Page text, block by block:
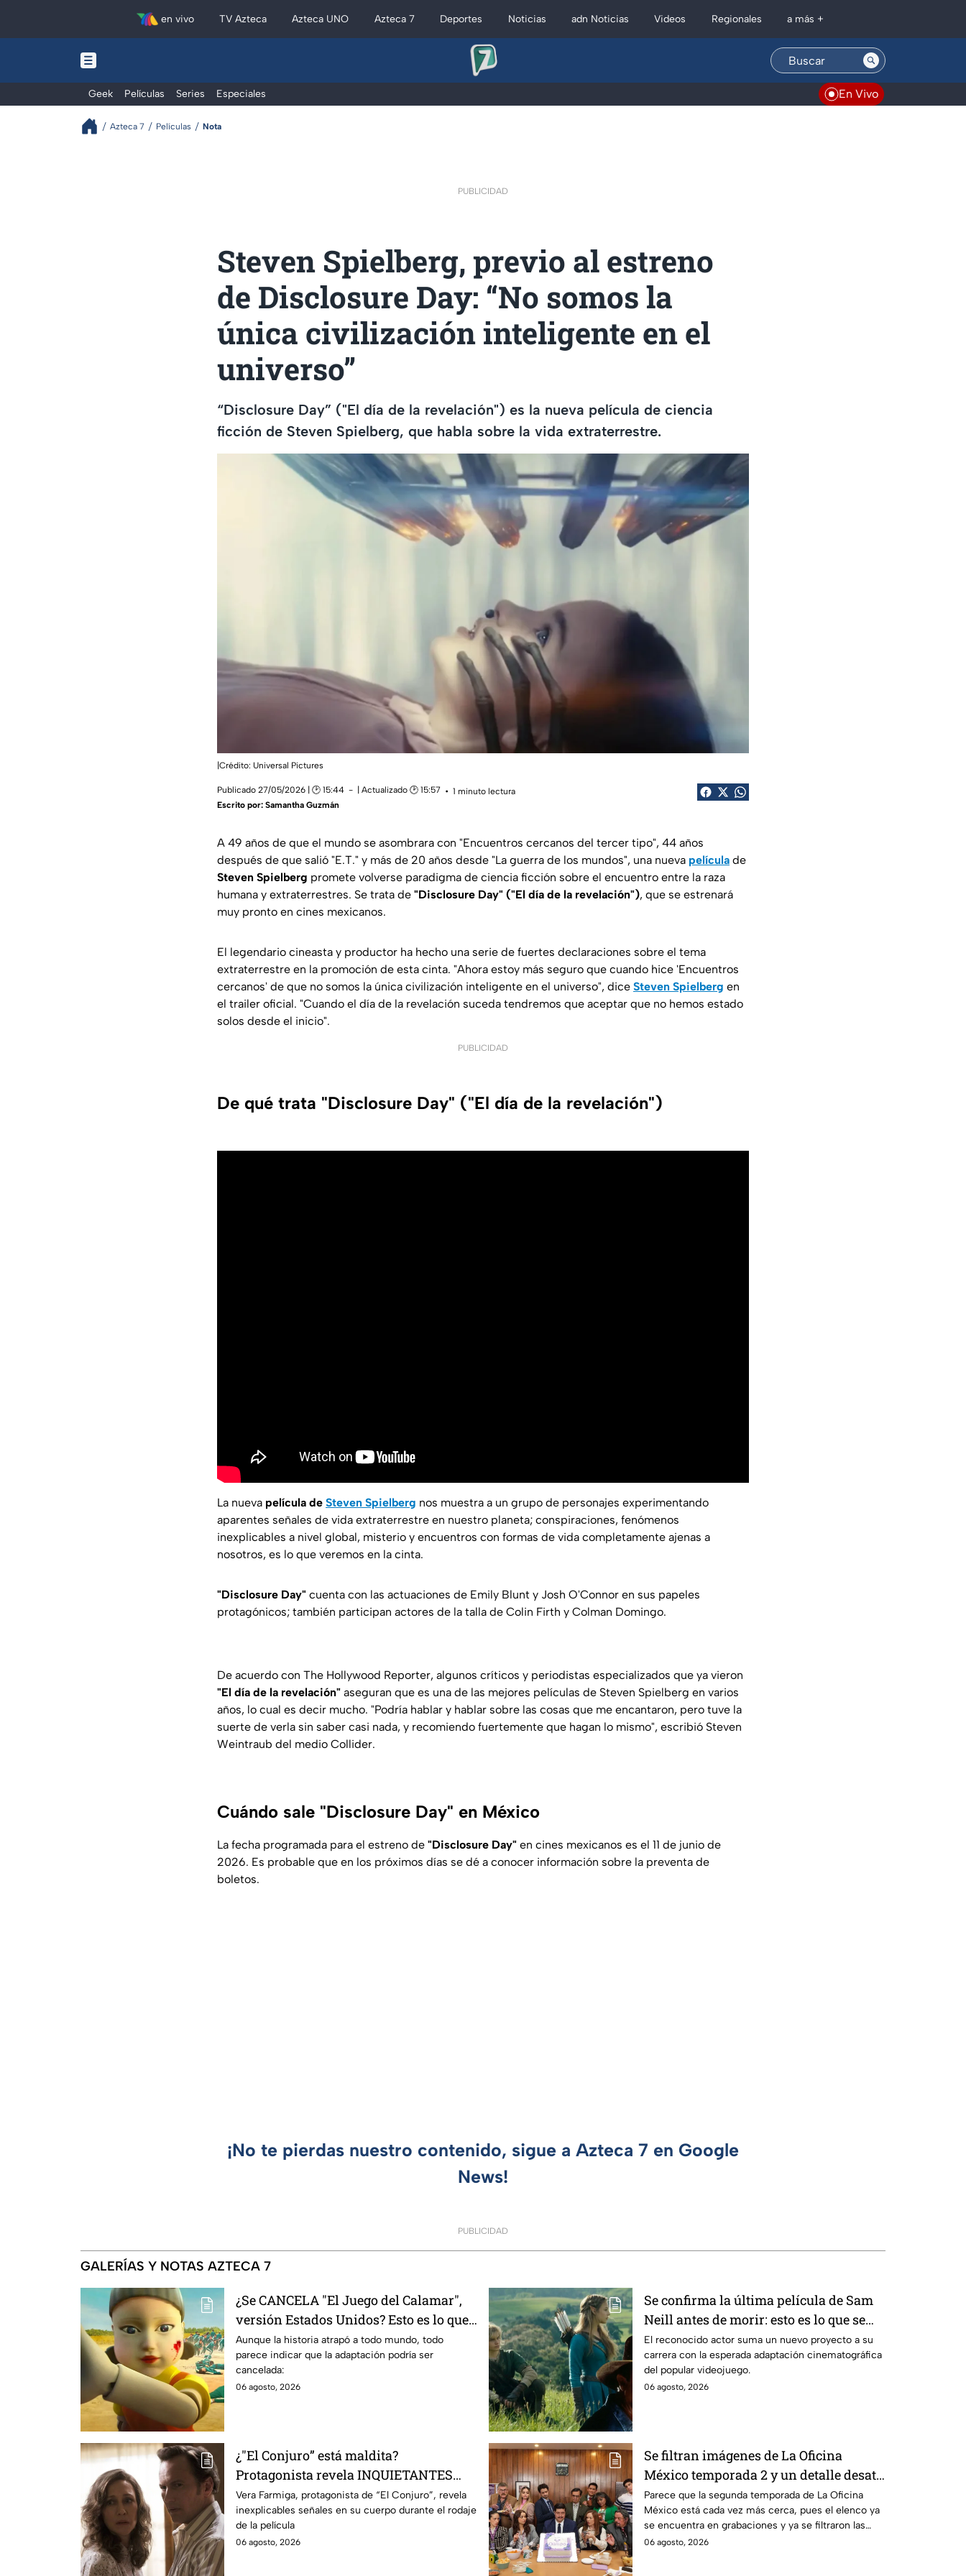
en vivo TV Azteca Azteca UNO Azteca 7 Deportes Noticias adn Noticias Videos Regionales a más +
Geek Películas Series Especiales En Vivo
Azteca 7 Películas Nota
PUBLICIDAD
Steven Spielberg, previo al estreno
de Disclosure Day: “No somos la
única civilización inteligente en el
universo”
“Disclosure Day” ("El día de la revelación") es la nueva película de ciencia
ficción de Steven Spielberg, que habla sobre la vida extraterrestre.
|Crédito: Universal Pictures
Publicado 27/05/2026 | 🕑 15:44 | Actualizado 🕑 15:57
1 minuto lectura
Escrito por: Samantha Guzmán
A 49 años de que el mundo se asombrara con "Encuentros cercanos del tercer tipo", 44 años
después de que salió "E.T." y más de 20 años desde "La guerra de los mundos", una nueva película de
Steven Spielberg promete volverse paradigma de ciencia ficción sobre el encuentro entre la raza
humana y extraterrestres. Se trata de "Disclosure Day" ("El día de la revelación"), que se estrenará
muy pronto en cines mexicanos.
El legendario cineasta y productor ha hecho una serie de fuertes declaraciones sobre el tema
extraterrestre en la promoción de esta cinta. "Ahora estoy más seguro que cuando hice 'Encuentros
cercanos' de que no somos la única civilización inteligente en el universo", dice Steven Spielberg en
el trailer oficial. "Cuando el día de la revelación suceda tendremos que aceptar que no hemos estado
solos desde el inicio".
PUBLICIDAD
De qué trata "Disclosure Day" ("El día de la revelación")
La nueva película de Steven Spielberg nos muestra a un grupo de personajes experimentando
aparentes señales de vida extraterrestre en nuestro planeta; conspiraciones, fenómenos
inexplicables a nivel global, misterio y encuentros con formas de vida completamente ajenas a
nosotros, es lo que veremos en la cinta.
"Disclosure Day" cuenta con las actuaciones de Emily Blunt y Josh O'Connor en sus papeles
protagónicos; también participan actores de la talla de Colin Firth y Colman Domingo.
De acuerdo con The Hollywood Reporter, algunos críticos y periodistas especializados que ya vieron
"El día de la revelación" aseguran que es una de las mejores películas de Steven Spielberg en varios
años, lo cual es decir mucho. "Podría hablar y hablar sobre las cosas que me encantaron, pero tuve la
suerte de verla sin saber casi nada, y recomiendo fuertemente que hagan lo mismo", escribió Steven
Weintraub del medio Collider.
Cuándo sale "Disclosure Day" en México
La fecha programada para el estreno de "Disclosure Day" en cines mexicanos es el 11 de junio de
2026. Es probable que en los próximos días se dé a conocer información sobre la preventa de
boletos.
¡No te pierdas nuestro contenido, sigue a Azteca 7 en Google
News!
PUBLICIDAD
GALERÍAS Y NOTAS AZTECA 7
¿Se CANCELA "El Juego del Calamar",
versión Estados Unidos? Esto es lo que
se sabe al momento
Aunque la historia atrapó a todo mundo, todo
parece indicar que la adaptación podría ser
cancelada:
06 agosto, 2026
Se confirma la última película de Sam
Neill antes de morir: esto es lo que se
sabe hasta ahora
El reconocido actor suma un nuevo proyecto a su
carrera con la esperada adaptación cinematográfica
del popular videojuego.
06 agosto, 2026
¿"El Conjuro” está maldita?
Protagonista revela INQUIETANTES
señales en su cuerpo durante la
grabación de la película
Vera Farmiga, protagonista de “El Conjuro”, revela
inexplicables señales en su cuerpo durante el rodaje
de la película
06 agosto, 2026
Se filtran imágenes de La Oficina
México temporada 2 y un detalle desata
teorías entre los fans
Parece que la segunda temporada de La Oficina
México está cada vez más cerca, pues el elenco ya
se encuentra en grabaciones y ya se filtraron las
primeras imágenes del set.
06 agosto, 2026